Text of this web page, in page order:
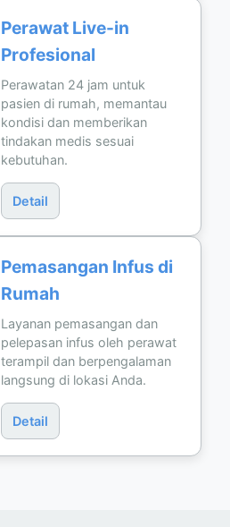
Perawat Live-in
Profesional
Perawatan 24 jam untuk
pasien di rumah, memantau
kondisi dan memberikan
tindakan medis sesuai
kebutuhan.
Detail
Pemasangan Infus di
Rumah
Layanan pemasangan dan
pelepasan infus oleh perawat
terampil dan berpengalaman
langsung di lokasi Anda.
Detail